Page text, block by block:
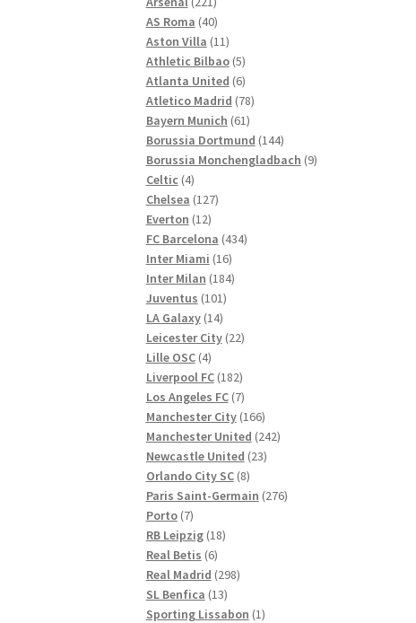
Produkte
AS Roma 4040
Produkte
Aston Villa 1111
Produkte
Athletic Bilbao 55
Produkte
Atlanta United 66
Produkte
Atletico Madrid 7878
Bayern Munich 6161
Produkte
Borussia Dortmund 144144
Produkte
Borussia Monchengladbach 99
Celtic 44
Produkte
Chelsea 127127
Everton 1212
Produkte
FC Barcelona 434434
Inter Miami 1616
Produkte
Inter Milan 184184
Juventus 101101
Produkte
LA Galaxy 1414
Produkte
Leicester City 2222
Lille OSC 44
Produkte
Liverpool FC 182182
Produkte
Los Angeles FC 77
Produkte
Manchester City 166166
Produkte
Manchester United 242242
Newcastle United 2323
Orlando City SC 88
Produkte
Paris Saint-Germain 276276
Porto 77
Produkte
RB Leipzig 1818
Real Betis 66
Produkte
Real Madrid 298298
SL Benfica 1313
Produkte
Sporting Lissabon 11